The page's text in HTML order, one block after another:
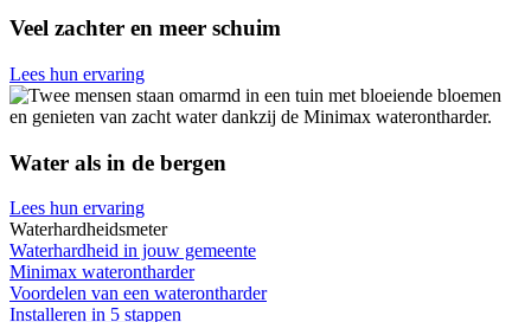
Veel zachter en meer schuim
Lees hun ervaring
Water als in de bergen
Lees hun ervaring
Waterhardheidsmeter
Waterhardheid in jouw gemeente
Minimax waterontharder
Voordelen van een waterontharder
Installeren in 5 stappen